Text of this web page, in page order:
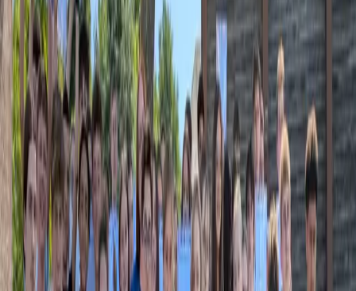
année
Deux façons de faire vivre l'anglais à vos
élèves
Un événement annuel fédérateur, une plateforme à utiliser toute
l'année.
🏆 Événement annuel
Le Concours
Un événement national chaque printemps : le défi qui fait de
l'anglais le temps fort de l'année.
Concours 2027
Online
16 mars – 1 avril